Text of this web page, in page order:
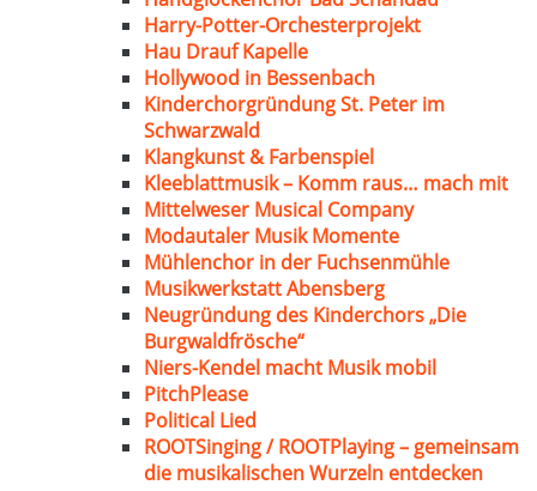
Harry-Potter-Orchesterprojekt
Hau Drauf Kapelle
Hollywood in Bessenbach
Kinderchorgründung St. Peter im
Schwarzwald
Klangkunst & Farbenspiel
Kleeblattmusik – Komm raus… mach mit
Mittelweser Musical Company
Modautaler Musik Momente
Mühlenchor in der Fuchsenmühle
Musikwerkstatt Abensberg
Neugründung des Kinderchors „Die
Burgwaldfrösche“
Niers-Kendel macht Musik mobil
PitchPlease
Political Lied
ROOTSinging / ROOTPlaying – gemeinsam
die musikalischen Wurzeln entdecken